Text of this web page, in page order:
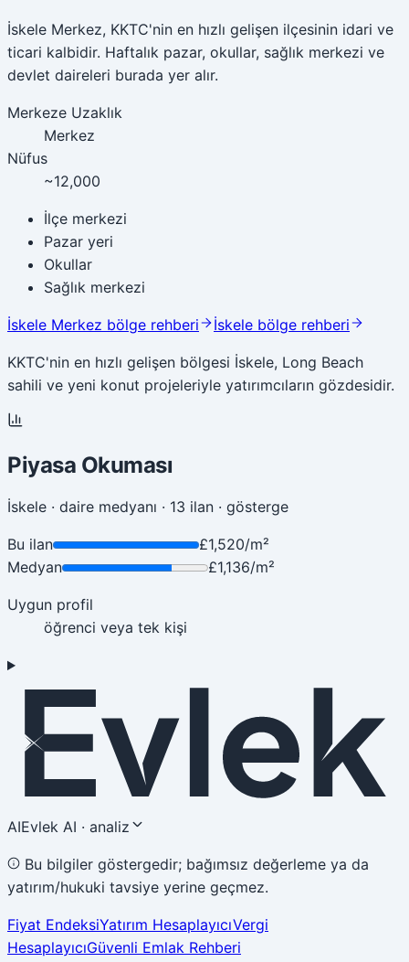
İskele Merkez, KKTC'nin en hızlı gelişen ilçesinin idari ve
ticari kalbidir. Haftalık pazar, okullar, sağlık merkezi ve
devlet daireleri burada yer alır.
Merkeze Uzaklık
Merkez
Nüfus
~12,000
İlçe merkezi
Pazar yeri
Okullar
Sağlık merkezi
İskele Merkez bölge rehberi İskele bölge rehberi
KKTC'nin en hızlı gelişen bölgesi İskele, Long Beach
sahili ve yeni konut projeleriyle yatırımcıların gözdesidir.
Piyasa Okuması
İskele · daire medyanı · 13 ilan · gösterge
Bu ilan
£1,520/m²
Medyan
£1,136/m²
Uygun profil
öğrenci veya tek kişi
AIEvlek AI · analiz
Bu bilgiler göstergedir; bağımsız değerleme ya da
yatırım/hukuki tavsiye yerine geçmez.
Fiyat EndeksiYatırım HesaplayıcıVergi
HesaplayıcıGüvenli Emlak Rehberi